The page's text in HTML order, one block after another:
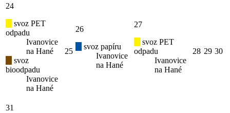
24
svoz PET
odpadu
Ivanovice
na Hané
svoz
bioodpadu
Ivanovice
na Hané
25
26
svoz papíru
Ivanovice
na Hané
27
svoz PET
odpadu
Ivanovice
na Hané
28 29 30
31